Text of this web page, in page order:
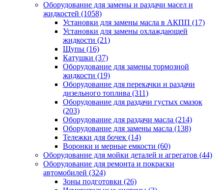
Оборудование для замены и раздачи масел и
жидкостей (1058)
Установки для замены масла в АКПП (17)
Установки для замены охлаждающей
жидкости (21)
Щупы (16)
Катушки (37)
Оборудование для замены тормозной
жидкости (19)
Оборудование для перекачки и раздачи
дизельного топлива (311)
Оборудование для раздачи густых смазок
(203)
Оборудование для раздачи масла (214)
Оборудование для замены масла (138)
Тележки для бочек (14)
Воронки и мерные емкости (60)
Оборудование для мойки деталей и агрегатов (44)
Оборудование для ремонта и покраски
автомобилей (324)
Зоны подготовки (26)